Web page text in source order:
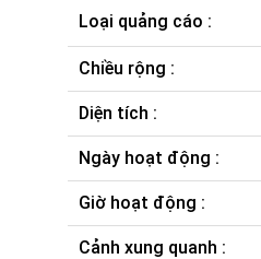
Loại quảng cáo :
Chiều rộng :
Diện tích :
Ngày hoạt động :
Giờ hoạt động :
Cảnh xung quanh :